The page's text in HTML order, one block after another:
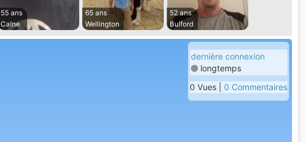
55 ans
Calne
65 ans
Wellington
52 ans
Bulford
dernière connexion
longtemps
0 Vues | 0 Commentaires